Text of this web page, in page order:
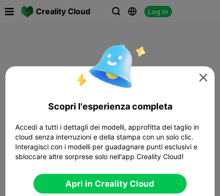
Creality Cloud   Log In

Scopri l'esperienza completa
Accedi a tutti i dettagli dei modelli, approfitta del taglio in
cloud senza interruzioni e della stampa con un solo clic.
Interagisci con i modelli per guadagnare punti esclusivi e
sbloccare altre sorprese solo nell'app Creality Cloud!
Apri in Creality Cloud